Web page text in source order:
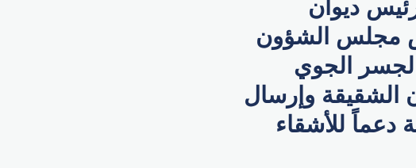
ديوان
مجلس الشؤون
الجسر الجوي
الشقيقة وإرسال
دعماً للأشقاء